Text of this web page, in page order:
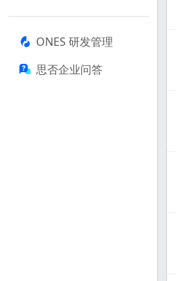
ONES 研发管理
思否企业问答